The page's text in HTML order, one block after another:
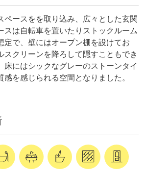
ペースをを取り込み、広々とした玄関
スは自転車を置いたりストックルーム
定で、壁にはオープン棚を設けてお
スクリーンを降ろして隠すこともでき
床にはシックなグレーのストーンタイ
感を感じられる空間となりました。